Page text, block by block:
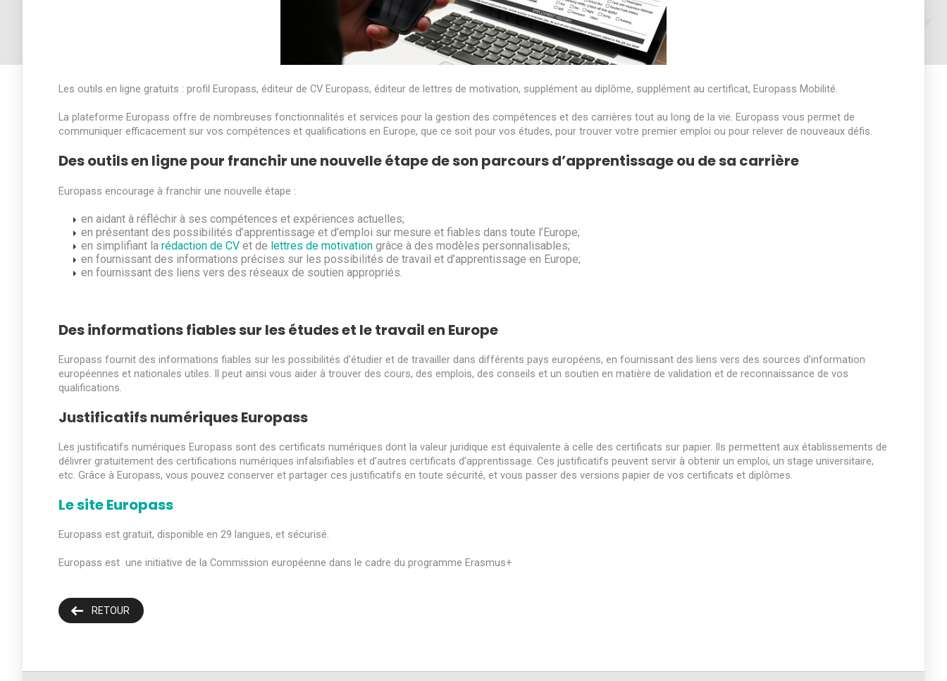
Les outils en ligne gratuits : profil Europass, éditeur de CV Europass, éditeur de lettres de motivation, supplément au diplôme, supplément au certificat, Europass Mobilité.
La plateforme Europass offre de nombreuses fonctionnalités et services pour la gestion des compétences et des carrières tout au long de la vie. Europass vous permet de
communiquer efficacement sur vos compétences et qualifications en Europe, que ce soit pour vos études, pour trouver votre premier emploi ou pour relever de nouveaux défis.
Des outils en ligne pour franchir une nouvelle étape de son parcours d’apprentissage ou de sa carrière
Europass encourage à franchir une nouvelle étape :
en aidant à réfléchir à ses compétences et expériences actuelles;
en présentant des possibilités d’apprentissage et d’emploi sur mesure et fiables dans toute l’Europe;
en simplifiant larédaction de CV et de lettres de motivation grâce à des modèles personnalisables;
en fournissant des informations précises sur les possibilités de travail et d’apprentissage en Europe;
en fournissant des liens vers des réseaux de soutien appropriés.
Des informations fiables sur les études et le travail en Europe
Europass fournit des informations fiables sur les possibilités d’étudier et de travailler dans différents pays européens, en fournissant des liens vers des sources d’information
européennes et nationales utiles. Il peut ainsi vous aider à trouver des cours, des emplois, des conseils et un soutien en matière de validation et de reconnaissance de vos
qualifications.
Justificatifs numériques Europass
Les justificatifs numériques Europass sont des certificats numériques dont la valeur juridique est équivalente à celle des certificats sur papier. Ils permettent aux établissements de
délivrer gratuitement des certifications numériques infalsifiables et d’autres certificats d’apprentissage. Ces justificatifs peuvent servir à obtenir un emploi, un stage universitaire,
etc. Grâce à Europass, vous pouvez conserver et partager ces justificatifs en toute sécurité, et vous passer des versions papier de vos certificats et diplômes.
Le site Europass
Europass est gratuit, disponible en 29 langues, et sécurisé.
Europass est une initiative de la Commission européenne dans le cadre du programme Erasmus+
RETOUR